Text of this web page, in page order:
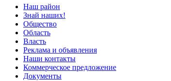
Наш район
Знай наших!
Общество
Область
Власть
Реклама и объявления
Наши контакты
Коммерческое предложение
Документы